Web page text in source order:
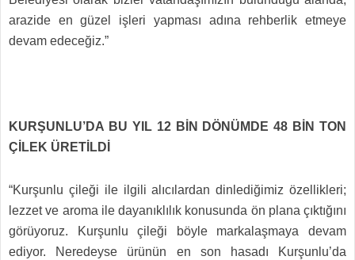
arazide en güzel işleri yapması adına rehberlik etmeye
devam edeceğiz.”
KURŞUNLU’DA BU YIL 12 BİN DÖNÜMDE 48 BİN TON
ÇİLEK ÜRETİLDİ
“Kurşunlu çileği ile ilgili alıcılardan dinlediğimiz özellikleri;
lezzet ve aroma ile dayanıklılık konusunda ön plana çıktığını
görüyoruz. Kurşunlu çileği böyle markalaşmaya devam
ediyor. Neredeyse ürünün en son hasadı Kurşunlu’da